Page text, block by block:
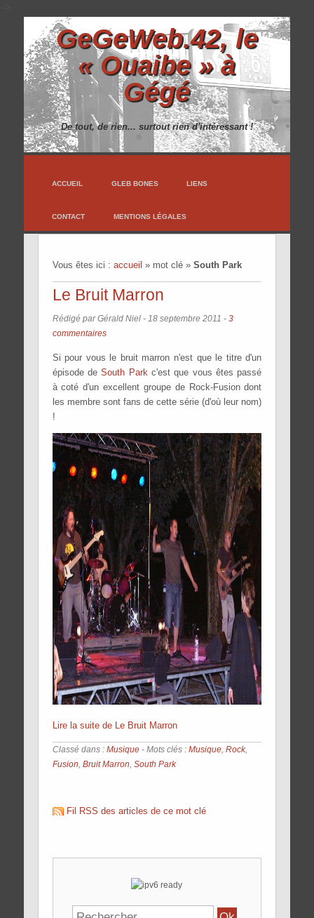
GeGeWeb.42, le
« Ouaibe » à
Gégé
De tout, de rien... surtout rien d'intéressant !
ACCUEIL GLEB BONES LIENS
CONTACT MENTIONS LÉGALES
Vous êtes ici : accueil » mot clé» South Park
Le Bruit Marron
Rédigé par Gérald Niel - 18 septembre 2011 - 3
commentaires
Si pour vous le bruit marron n'est que le titre d'un
épisode deSouth Parkc'est que vous êtes passé
à coté d'un excellent groupe de Rock-Fusion dont
les membre sont fans de cette série (d'où leur nom)
!
Lire la suite de Le Bruit Marron
Classé dans : Musique- Mots clés : Musique, Rock,
Fusion Bruit Marron South Park
Fil RSS des articles de ce mot clé